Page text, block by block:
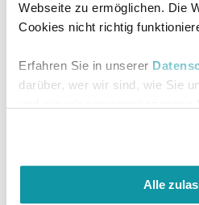
Webseite zu ermöglichen. Die
Cookies nicht richtig
Erfahren Sie in unserer
darüber, wer wir sind, wie Sie
Alle